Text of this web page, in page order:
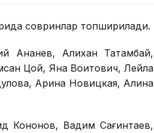
совринлар топширилади.
Ананев, Алихан Татамбай,
Цой, Яна Воитович, Лейла
Арина Новицкая, Алина
Кононов, Вадим Сағинтаев,